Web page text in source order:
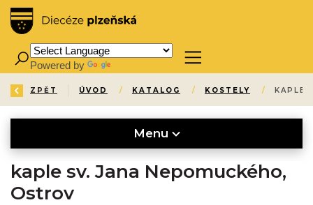
Powered by
ZPĚT ÚVOD / KATALOG / KOSTELY / KAPLE
Menu
kaple sv. Jana Nepomuckého,
Ostrov